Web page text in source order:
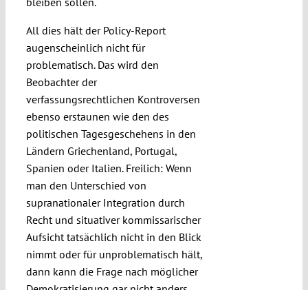
All dies hält der Policy-Report
augenscheinlich nicht für
problematisch. Das wird den
Beobachter der
verfassungsrechtlichen Kontroversen
ebenso erstaunen wie den des
politischen Tagesgeschehens in den
Ländern Griechenland, Portugal,
Spanien oder Italien. Freilich: Wenn
man den Unterschied von
supranationaler Integration durch
Recht und situativer kommissarischer
Aufsicht tatsächlich nicht in den Blick
nimmt oder für unproblematisch hält,
dann kann die Frage nach möglicher